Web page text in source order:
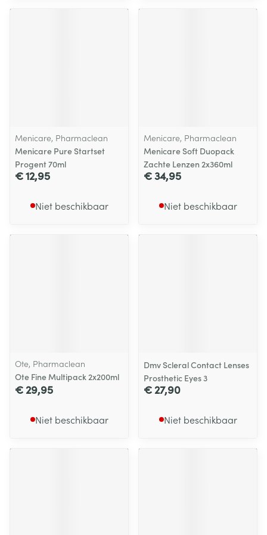
Menicare, Pharmaclean
Menicare Pure Startset
Progent 70ml
€ 12,95
Niet beschikbaar
Menicare, Pharmaclean
Menicare Soft Duopack
Zachte Lenzen 2x360ml
€ 34,95
Niet beschikbaar
Ote, Pharmaclean
Ote Fine Multipack 2x200ml
€ 29,95
Niet beschikbaar
Dmv Scleral Contact Lenses
Prosthetic Eyes 3
€ 27,90
Niet beschikbaar